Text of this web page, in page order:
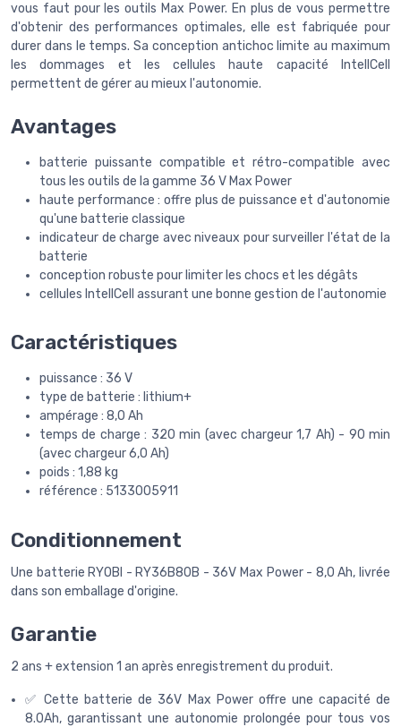
vous faut pour les outils Max Power. En plus de vous permettre
d'obtenir des performances optimales, elle est fabriquée pour
durer dans le temps. Sa conception antichoc limite au maximum
les dommages et les cellules haute capacité IntellCell
permettent de gérer au mieux l'autonomie.
Avantages
batterie puissante compatible et rétro-compatible avec
tous les outils de la gamme 36 V Max Power
haute performance : offre plus de puissance et d'autonomie
qu'une batterie classique
indicateur de charge avec niveaux pour surveiller l'état de la
batterie
conception robuste pour limiter les chocs et les dégâts
cellules IntellCell assurant une bonne gestion de l'autonomie
Caractéristiques
puissance : 36 V
type de batterie : lithium+
ampérage : 8,0 Ah
temps de charge : 320 min (avec chargeur 1,7 Ah) - 90 min
(avec chargeur 6,0 Ah)
poids : 1,88 kg
référence : 5133005911
Conditionnement
Une batterie RYOBI - RY36B80B - 36V Max Power - 8,0 Ah, livrée
dans son emballage d'origine.
Garantie
2 ans + extension 1 an après enregistrement du produit.
✅ Cette batterie de 36V Max Power offre une capacité de
8.0Ah, garantissant une autonomie prolongée pour tous vos